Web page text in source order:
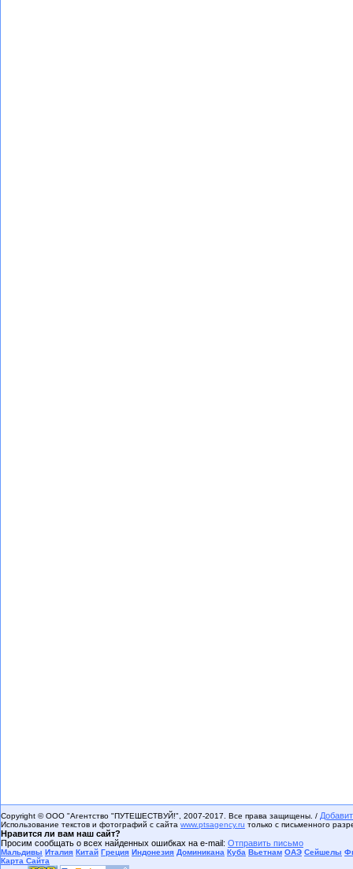
Copyright © ООО "Агентство "ПУТЕШЕСТВУЙ!", 2007-2017. Все права защищены. /
Использование текстов и фотографий с сайта www.ptsagency.ru только с письменного
Нравится ли вам наш сайт?
Просим сообщать о всех найденных ошибках на e-mail: Отправить письмо
Мальдивы Италия Китай Греция Индонезия Доминикана Куба Вьетнам ОАЭ Сейшелы
Карта Сайта